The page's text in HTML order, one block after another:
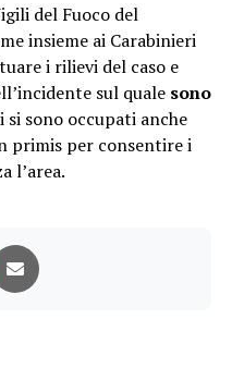
del Fuoco del
insieme ai Carabinieri
i rilievi del caso e
sul quale sono
sono occupati anche
primis per consentire i
l’area.